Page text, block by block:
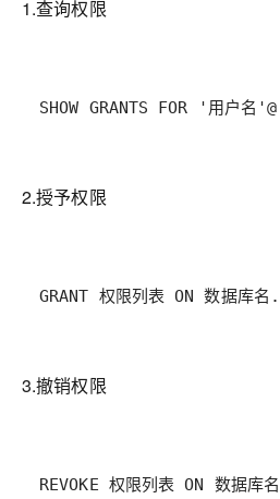
1.查询权限
SHOW GRANTS FOR '用户名
2.授予权限
GRANT 权限列表 ON 数据库
3.撤销权限
REVOKE 权限列表 ON 数据